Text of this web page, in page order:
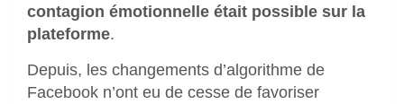
contagion émotionnelle était possible sur la
plateforme.
Depuis, les changements d’algorithme de
Facebook n’ont eu de cesse de favoriser